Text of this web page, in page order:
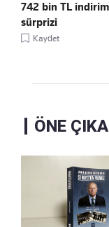
742 bin TL
sürprizi
Kaydet
ÖNE